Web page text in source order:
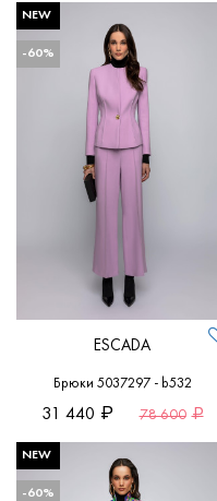
NEW
-60%
ESCADA
Брюки 5037297 - b532
31 440 78 600
NEW
-60%